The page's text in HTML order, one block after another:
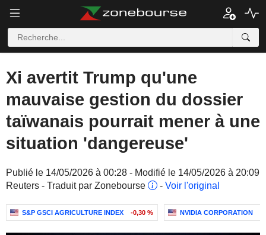
Xi avertit Trump qu'une
mauvaise gestion du dossier
taïwanais pourrait mener à une
situation 'dangereuse'
Publié le 14/05/2026 à 00:28 - Modifié le 14/05/2026 à 20:09
Reuters - Traduit par Zonebourse
- Voir l'original
S&P GSCI AGRICULTURE INDEX -0,30 % NVIDIA CORPORATION